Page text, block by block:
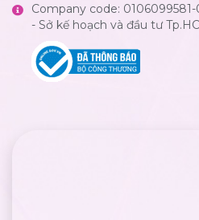
Company code:
- Sở kế hoạch và đầu tư